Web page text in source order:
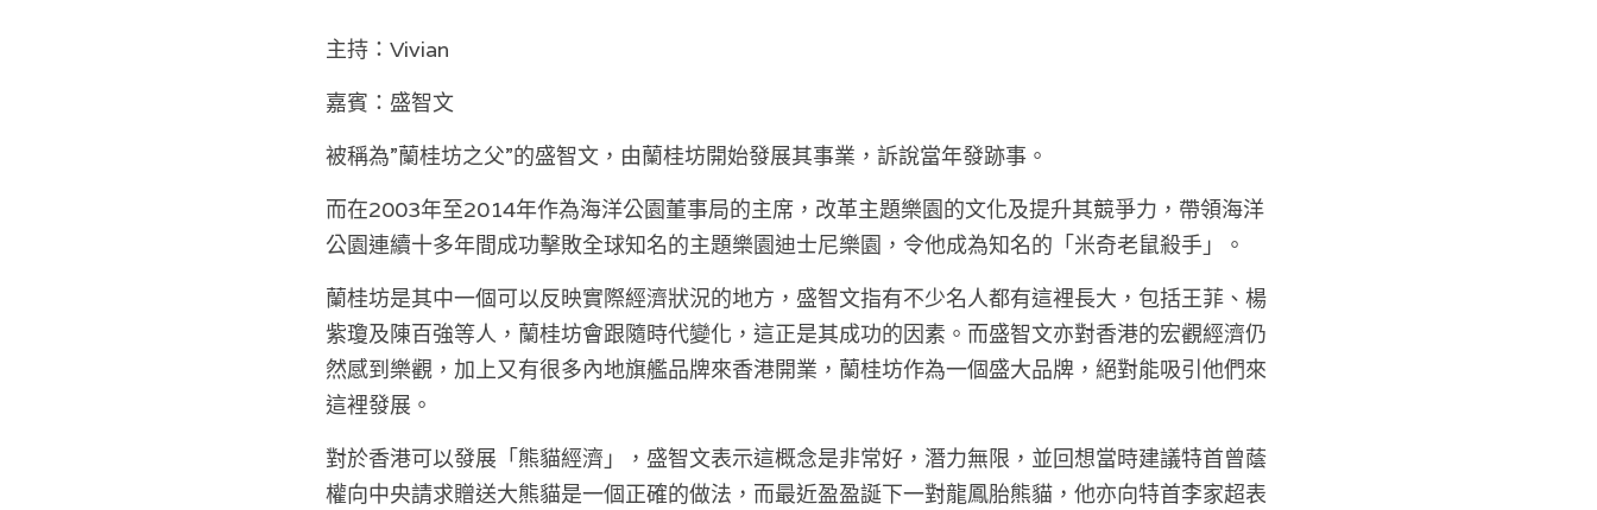
主持：Vivian
嘉賓：盛智文
被稱為”蘭桂坊之父”的盛智文，由蘭桂坊開始發展其事業，訴說當年發跡事。
而在2003年至2014年作為海洋公園董事局的主席，改革主題樂園的文化及提升其競爭力，帶領海洋
公園連續十多年間成功擊敗全球知名的主題樂園迪士尼樂園，令他成為知名的「米奇老鼠殺手」。
蘭桂坊是其中一個可以反映實際經濟狀況的地方，盛智文指有不少名人都有這裡長大，包括王菲、楊
紫瓊及陳百強等人，蘭桂坊會跟隨時代變化，這正是其成功的因素。而盛智文亦對香港的宏觀經濟仍
然感到樂觀，加上又有很多內地旗艦品牌來香港開業，蘭桂坊作為一個盛大品牌，絕對能吸引他們來
這裡發展。
對於香港可以發展「熊貓經濟」，盛智文表示這概念是非常好，潛力無限，並回想當時建議特首曾蔭
權向中央請求贈送大熊貓是一個正確的做法，而最近盈盈誕下一對龍鳳胎熊貓，他亦向特首李家超表